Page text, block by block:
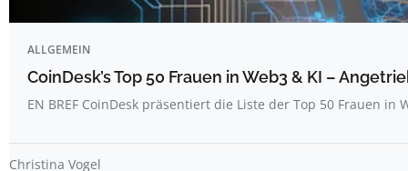
ALLGEMEIN
CoinDesk’s Top 50 Frauen in Web3 & KI –
EN BREF CoinDesk präsentiert die Liste der Top 50 Frauen in
Christina Vogel